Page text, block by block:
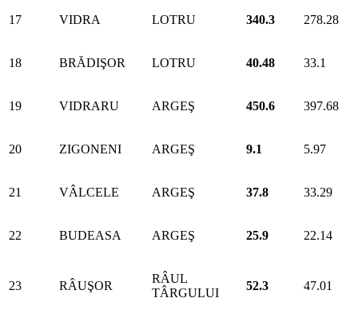
17 VIDRA LOTRU 340.3 278.28
18 BRĂDIŞOR LOTRU 40.48 33.1
19 VIDRARU ARGEŞ 450.6 397.68
20 ZIGONENI ARGEŞ 9.1 5.97
21 VÂLCELE ARGEŞ 37.8 33.29
22 BUDEASA ARGEŞ 25.9 22.14
23 RÂUŞOR
RÂUL
TÂRGULUI
52.3 47.01